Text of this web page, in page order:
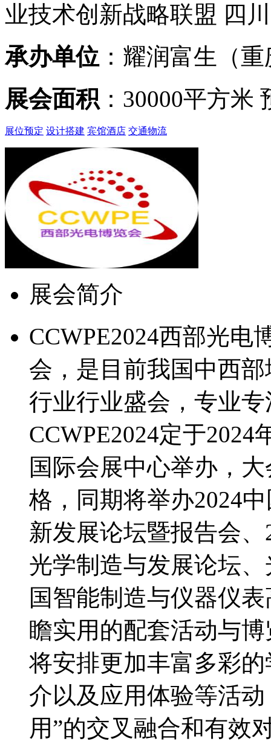
业技术创新战略联盟 四
承办单位 ：耀润富生（
展会面积 ：30000平方米
展位预定 设计搭建 宾馆酒店 交通物流
展会简介
CCWPE2024西部光电
会，是目前我国中西
行业行业盛会，专业
CCWPE2024定于
国际会展中心举办，
格，同期将举办2024
新发展论坛暨报告会
光学制造与发展论坛
国智能制造与仪器仪
瞻实用的配套活动与
将安排更加丰富多彩
介以及应用体验等活
用”的交叉融合和有效